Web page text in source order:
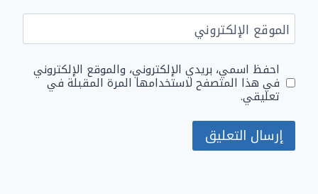
الموقع الإلكتروني
احفظ اسمي، بريدي الإلكتروني، والموقع الإلكتروني
في هذا المتصفح لاستخدامها المرة المقبلة في
تعليقي.